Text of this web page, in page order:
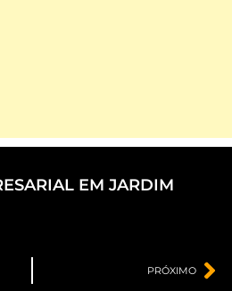
EM JARDIM
PRÓXIMO